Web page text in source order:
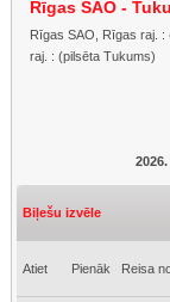
Rīgas SAO -
Rīgas SAO, Rīgas raj.
raj. : (pilsēta Tukums)
Biļešu izvēle
Atiet Pienāk Reisa